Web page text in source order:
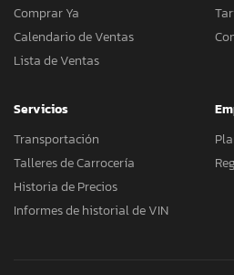
Comprar Ya
Calendario de Ventas
Lista de Ventas
Servicios
Transportación
Talleres de Carrocería
Historia de Precios
Informes de historial de VIN